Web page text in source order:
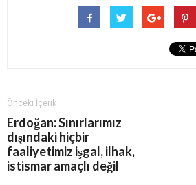
Önceki İçerik
Erdoğan: Sınırlarımız
dışındaki hiçbir
faaliyetimiz işgal, ilhak,
istismar amaçlı değil